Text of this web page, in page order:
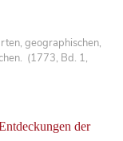
geographischen,
(1773, Bd. 1,
der